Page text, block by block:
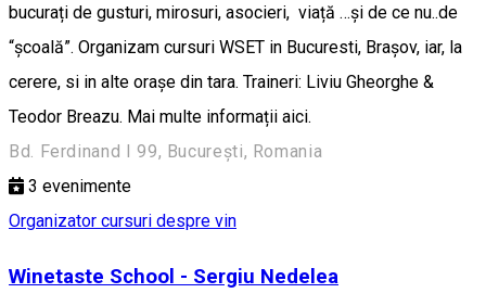
bucurați de gusturi, mirosuri, asocieri, viață …și de ce nu..de
“școală”. Organizam cursuri WSET in Bucuresti, Brașov, iar, la
cerere, si in alte orașe din tara. Traineri: Liviu Gheorghe &
Teodor Breazu. Mai multe informații aici.
Bd. Ferdinand I 99, București, Romania
3 evenimente
Organizator cursuri despre vin
Winetaste School - Sergiu Nedelea